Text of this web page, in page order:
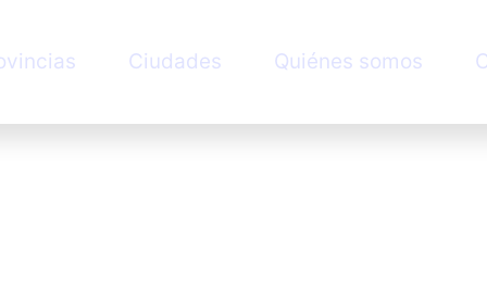
Ciudades Quiénes somos